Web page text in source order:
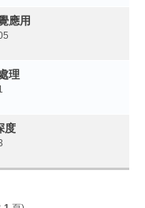
應用
理
度